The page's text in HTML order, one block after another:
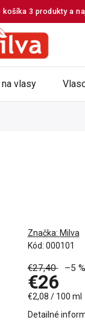
3 produkty a
vlasy
Kód: 000101
Značka: Milva
€27,40 –5 %
€26
€2,08 / 100 ml
Detailné